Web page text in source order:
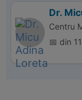
Dr.
Centru
📅 din